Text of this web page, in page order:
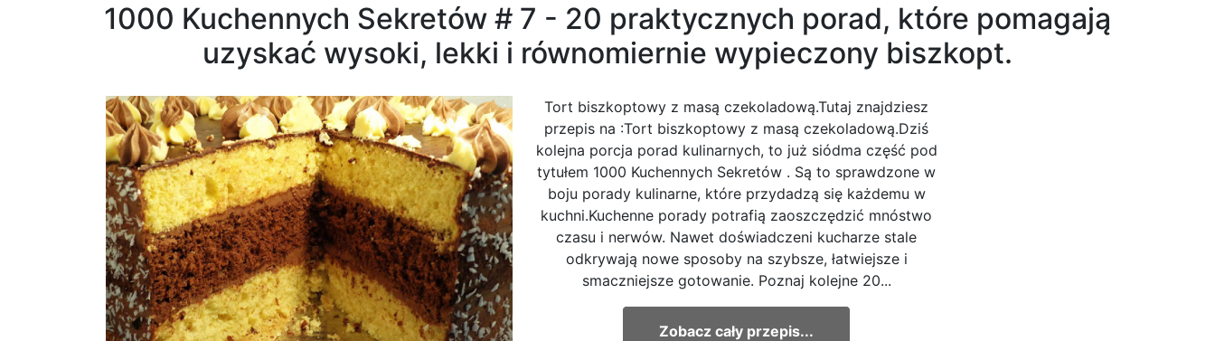
1000 Kuchennych Sekretów # 7 - 20 praktycznych porad, które pomagają
uzyskać wysoki, lekki i równomiernie wypieczony biszkopt.
Tort biszkoptowy z masą czekoladową.Tutaj znajdziesz
przepis na :Tort biszkoptowy z masą czekoladową.Dziś
kolejna porcja porad kulinarnych, to już siódma część pod
tytułem 1000 Kuchennych Sekretów . Są to sprawdzone w
boju porady kulinarne, które przydadzą się każdemu w
kuchni.Kuchenne porady potrafią zaoszczędzić mnóstwo
czasu i nerwów. Nawet doświadczeni kucharze stale
odkrywają nowe sposoby na szybsze, łatwiejsze i
smaczniejsze gotowanie. Poznaj kolejne 20...
Zobacz cały przepis...